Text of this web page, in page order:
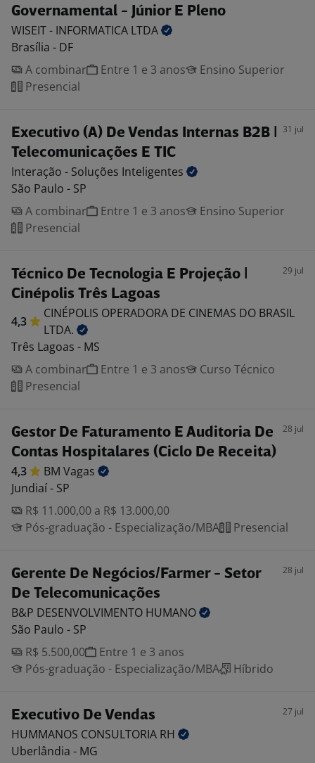
Governamental - Júnior E Pleno
WISEIT - INFORMATICA LTDA
Brasília - DF
A combinar
Entre 1 e 3 anos
Ensino Superior
Presencial
Executivo (A) De Vendas Internas B2B |
Telecomunicações E TIC
31 jul
Interação - Soluções Inteligentes
São Paulo - SP
A combinar
Entre 1 e 3 anos
Ensino Superior
Presencial
Técnico De Tecnologia E Projeção |
Cinépolis Três Lagoas
29 jul
4,3
CINÉPOLIS OPERADORA DE CINEMAS DO BRASIL
LTDA.
Três Lagoas - MS
A combinar
Entre 1 e 3 anos
Curso Técnico
Presencial
Gestor De Faturamento E Auditoria De
Contas Hospitalares (Ciclo De Receita)
28 jul
4,3 BM Vagas
Jundiaí - SP
R$ 11.000,00 a R$ 13.000,00
Pós-graduação - Especialização/MBA
Presencial
Gerente De Negócios/Farmer - Setor
De Telecomunicações
28 jul
B&P DESENVOLVIMENTO HUMANO
São Paulo - SP
R$ 5.500,00
Entre 1 e 3 anos
Pós-graduação - Especialização/MBA
Híbrido
Executivo De Vendas 27 jul
HUMMANOS CONSULTORIA RH
Uberlândia - MG